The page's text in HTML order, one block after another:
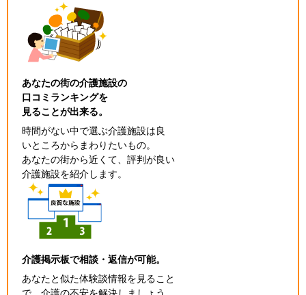
あなたの街の介護施設の
口コミランキングを
見ることが出来る。
時間がない中で選ぶ介護施設は良
いところからまわりたいもの。
あなたの街から近くて、評判が良い
介護施設を紹介します。
介護掲示板で相談・返信が可能。
あなたと似た体験談情報を見ること
で、介護の不安を解決しましょう。